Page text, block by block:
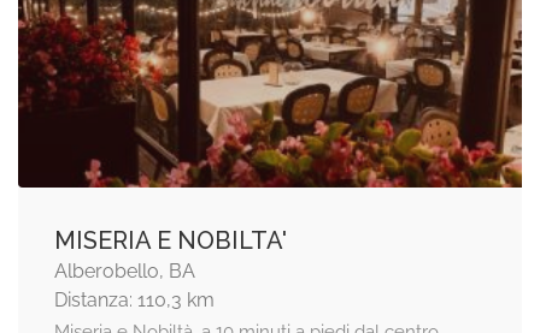
MISERIA E NOBILTA'
Alberobello, BA
Distanza: 110,3 km